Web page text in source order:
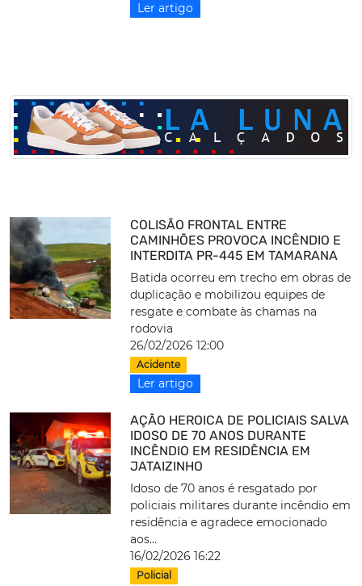
Ler artigo
COLISÃO FRONTAL ENTRE
CAMINHÕES PROVOCA INCÊNDIO E
INTERDITA PR-445 EM TAMARANA
Batida ocorreu em trecho em obras de
duplicação e mobilizou equipes de
resgate e combate às chamas na
rodovia
26/02/2026 12:00
Acidente
Ler artigo
AÇÃO HEROICA DE POLICIAIS SALVA
IDOSO DE 70 ANOS DURANTE
INCÊNDIO EM RESIDÊNCIA EM
JATAIZINHO
Idoso de 70 anos é resgatado por
policiais militares durante incêndio em
residência e agradece emocionado
aos...
16/02/2026 16:22
Policial